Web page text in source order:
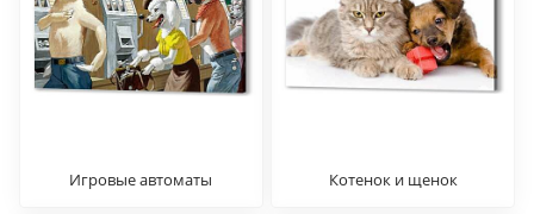
Игровые автоматы Котенок и щенок